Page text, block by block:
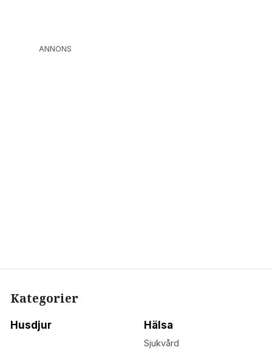
ANNONS
Kategorier
Husdjur Hälsa
Sjukvård